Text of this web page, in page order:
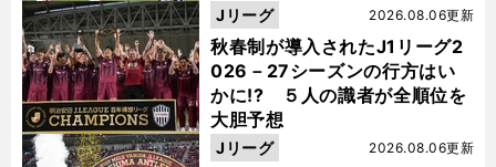
秋春制が導入されたJ1リーグ2
026－27シーズンの行方はい
かに!? ５人の識者が全順位を
大胆予想
2026.08.06更新
Jリーグ
2026.08.06更新
Jリーグ